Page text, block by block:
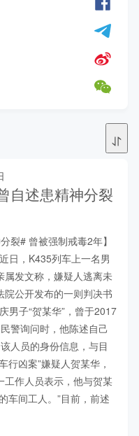
自述患精神分裂
裂# 曾被强制戒毒2年】
日，K435列车上一名男
发文称，嫌疑人逃离未
公开发布的一则判决书
男子“贺某华”，曾于2017
警询问时，他陈述自己
人员的身份信息，与目
行凶案”嫌疑人贺某华，
作人员表示，他与贺某
车间工人。”目前，前述